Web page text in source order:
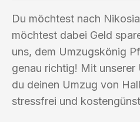
Du möchtest nach
möchtest dabei Geld
uns, dem Umzugskönig
genau richtig! Mit
du deinen Umzug von
stressfrei und